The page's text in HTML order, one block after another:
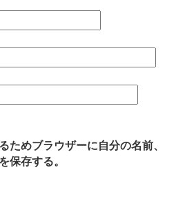
ためブラウザーに自分の名前、
保存する。